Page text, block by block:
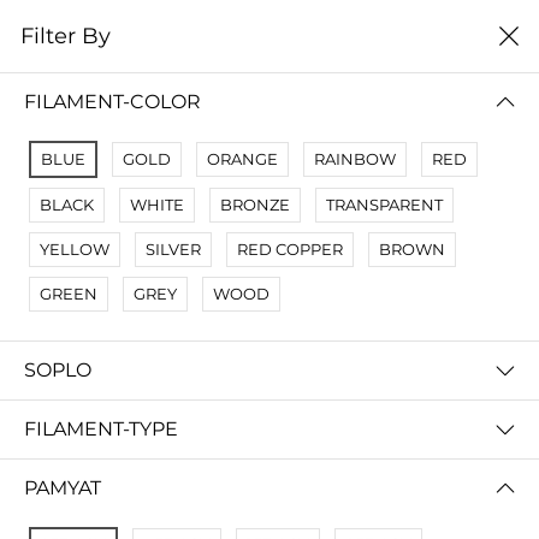
0
No Results
Not Found Filters1
Not Found Filters2
Filter By
FILAMENT-COLOR
BLUE GOLD ORANGE RAINBOW RED
BLACK WHITE BRONZE TRANSPARENT
YELLOW SILVER RED COPPER BROWN
GREEN GREY WOOD
SOPLO
FILAMENT-TYPE
PAMYAT